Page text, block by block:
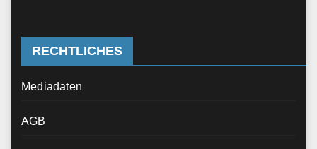
RECHTLICHES
Mediadaten
AGB